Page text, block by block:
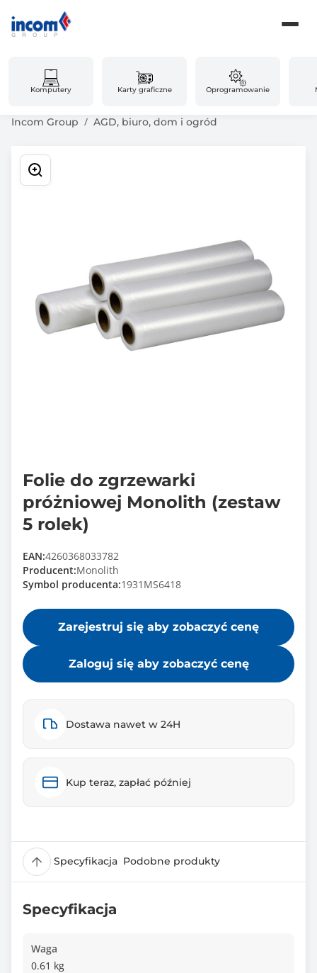
Komputery Karty graficzne Oprogramowanie
Incom Group AGD, biuro, dom i ogród
Folie do zgrzewarki
próżniowej Monolith (zestaw
5 rolek)
EAN:4260368033782
Producent:Monolith
Symbol producenta:1931MS6418
Zarejestruj się aby zobaczyć cenę
Zaloguj się aby zobaczyć cenę
Dostawa nawet w 24H
Kup teraz, zapłać później
Specyfikacja Podobne produkty
Specyfikacja
Waga
0.61 kg